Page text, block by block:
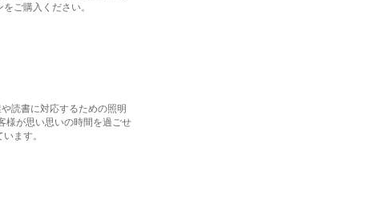
ご購入ください。
読書に対応するための照明
様が思い思いの時間を過ごせ
ます。